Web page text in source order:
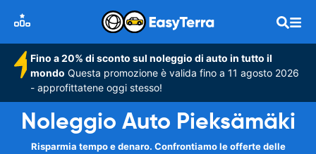
Fino a 20% di sconto sul noleggio di auto in tutto il
mondo Questa promozione è valida fino a 11 agosto 2026
- approfittatene oggi stesso!
Noleggio Auto Pieksämäki
Risparmia tempo e denaro. Confrontiamo le offerte delle